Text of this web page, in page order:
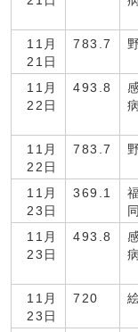
11月
21日
783.7
11月
22日
493.8
11月
22日
783.7
11月
23日
369.1
11月
23日
493.8
11月
23日
720